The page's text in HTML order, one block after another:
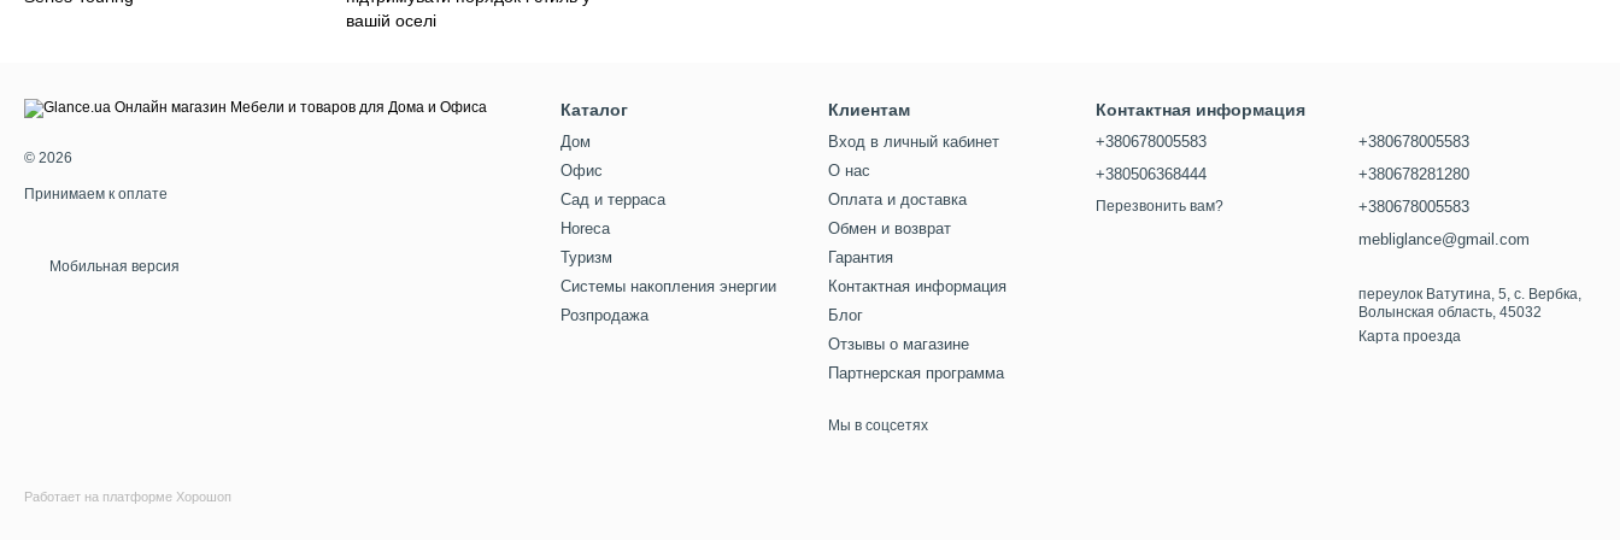
вашій оселі
© 2026
Принимаем к оплате
Мобильная версия
Работает на платформе Хорошоп
Каталог
Дом
Офис
Сад и терраса
Horeca
Туризм
Системы накопления энергии
Розпродажа
Клиентам
Вход в личный кабинет
О нас
Оплата и доставка
Обмен и возврат
Гарантия
Контактная информация
Блог
Отзывы о магазине
Партнерская программа
Мы в соцсетях
Контактная информация
+380678005583
+380506368444
Перезвонить вам?
+380678005583
+380678281280
+380678005583
mebliglance@gmail.com
переулок Ватутина, 5, с. Вербка,
Волынская область, 45032
Карта проезда